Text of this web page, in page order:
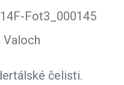
Fot3_000145
Valoch
čelisti.